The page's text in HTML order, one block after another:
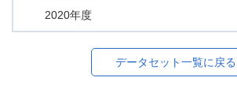
2020年度
データセット一覧に戻る